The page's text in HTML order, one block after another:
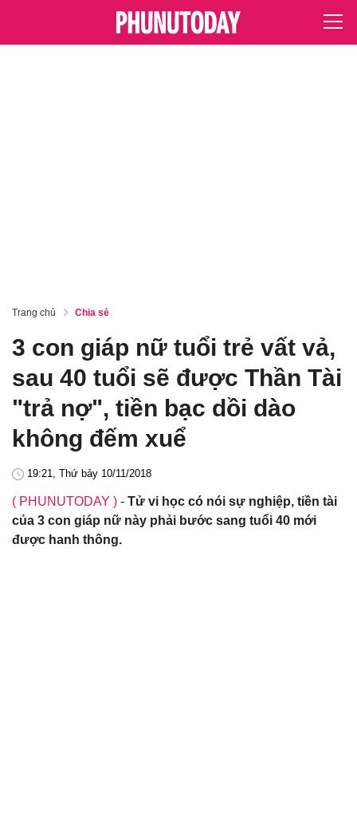
Trang chủ Chia sẻ
3 con giáp nữ tuổi trẻ vất vả,
sau 40 tuổi sẽ được Thần Tài
"trả nợ", tiền bạc dồi dào
không đếm xuể
19:21, Thứ bảy 10/11/2018
( PHUNUTODAY ) - Tử vi học có nói sự nghiệp, tiền tài
của 3 con giáp nữ này phải bước sang tuổi 40 mới
được hanh thông.